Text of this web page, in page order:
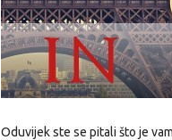
Oduvijek ste se pitali što je